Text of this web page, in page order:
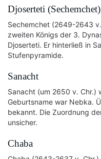
Djoserteti (Sechemchet)
Sechemchet (2649-2643
zweiten Königs der 3.
Djoserteti. Er hinterließ in
Stufenpyramide.
Sanacht
Sanacht (um 2650 v. Chr.)
Geburtsname war Nebka.
bekannt. Die Zuordnung
unsicher.
Chaba